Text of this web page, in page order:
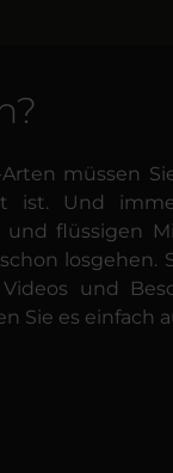
müssen
ist.
Und
flüssigen
losgehen.
und
Sie es einfach